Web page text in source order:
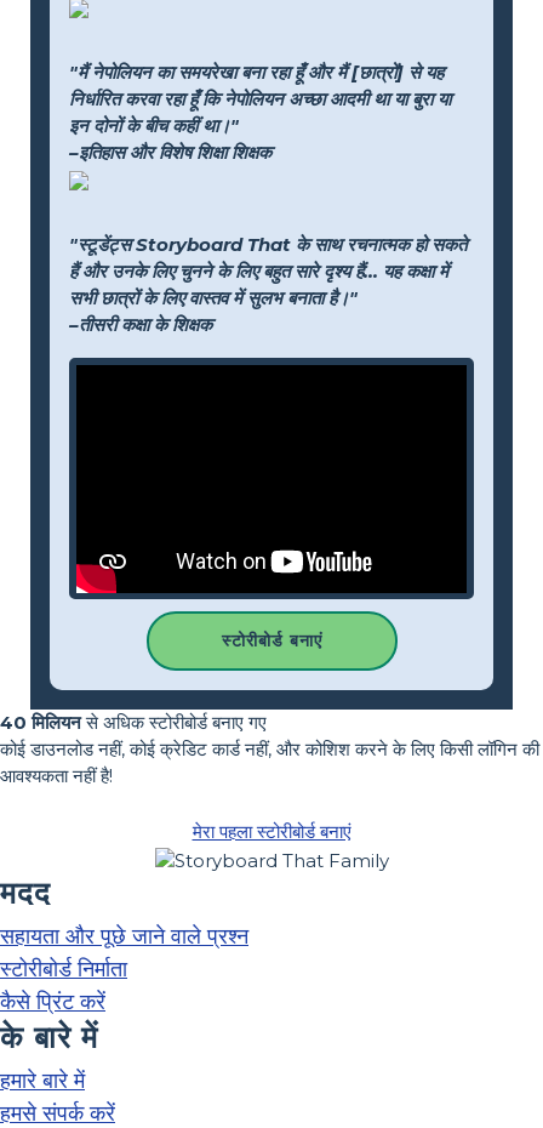
"मैं नेपोलियन का समयरेखा बना रहा हूँ और मैं [छात्रों] से यह
निर्धारित करवा रहा हूँ कि नेपोलियन अच्छा आदमी था या बुरा या
इन दोनों के बीच कहीं था।"
–इतिहास और विशेष शिक्षा शिक्षक
"स्टूडेंट्स Storyboard That के साथ रचनात्मक हो सकते
हैं और उनके लिए चुनने के लिए बहुत सारे दृश्य हैं... यह कक्षा में
सभी छात्रों के लिए वास्तव में सुलभ बनाता है।"
–तीसरी कक्षा के शिक्षक
स्टोरीबोर्ड बनाएं
40 मिलियनसे अधिक स्टोरीबोर्ड बनाए गए
कोई डाउनलोड नहीं, कोई क्रेडिट कार्ड नहीं, और कोशिश करने के लिए किसी लॉगिन की
आवश्यकता नहीं है!
मेरा पहला स्टोरीबोर्ड बनाएं
मदद
सहायता और पूछे जाने वाले प्रश्न
स्टोरीबोर्ड निर्माता
कैसे प्रिंट करें
के बारे में
हमारे बारे में
हमसे संपर्क करें